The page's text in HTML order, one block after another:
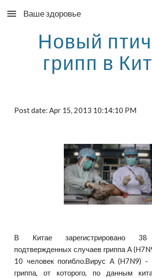
Skip to main content
Ваше здоровье
Новый
грипп в
Post date: Apr 15, 2013 10:14:10 PM
В Китае зарегистрировано 38
подтвержденных случаев гриппа A
10 человек погибло.Вирус A (H7N9) -
гриппа, от которого, по данным